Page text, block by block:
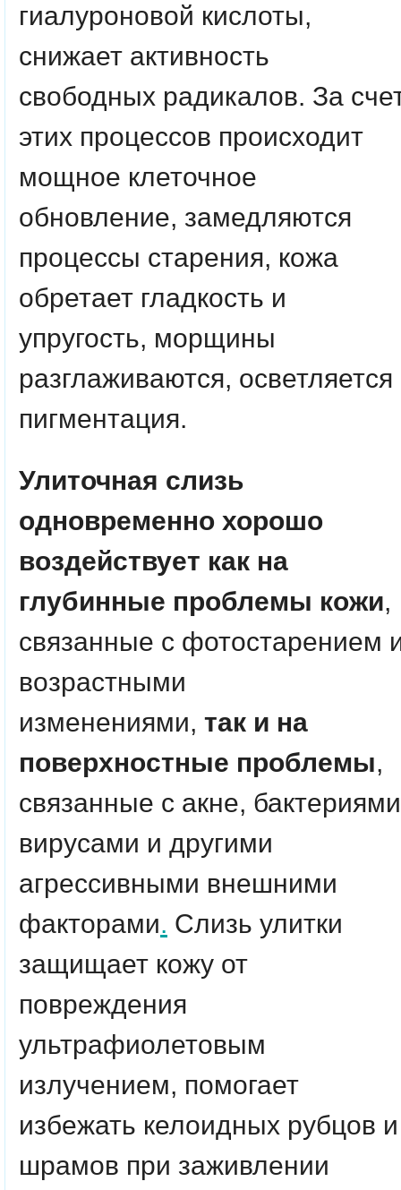
гиалуроновой кислоты,
снижает активность
свободных радикалов. За
этих процессов происходит
мощное клеточное
обновление, замедляются
процессы старения, кожа
обретает гладкость и
упругость, морщины
разглаживаются, осветляется
пигментация.
Улиточная слизь
одновременно хорошо
воздействует как на
глубинные проблемы кожи,
связанные с фотостарением
возрастными
изменениями, так и на
поверхностные проблемы,
связанные с акне,
вирусами и другими
агрессивными внешними
факторами. Слизь улитки
защищает кожу от
повреждения
ультрафиолетовым
излучением, помогает
избежать келоидных рубцов и
шрамов при заживлении